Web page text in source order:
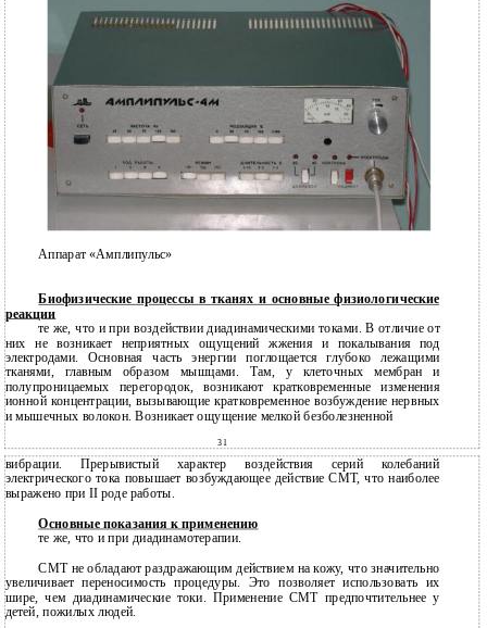
Аппарат «Амплипульс»
Биофизические процессы в тканях и основные физиологические
реакции
те же, что и при воздействии диадинамическими токами. В отличие от
них не возникает неприятных ощущений жжения и покалывания под
электродами. Основная часть энергии поглощается глубоко лежащими
тканями, главным образом мышцами. Там, у клеточных мембран и
полупроницаемых перегородок, возникают кратковременные изменения
ионной концентрации, вызывающие кратковременное возбуждение нервных
и мышечных волокон. Возникает ощущение мелкой безболезненной
31
вибрации. Прерывистый характер воздействия серий колебаний
электрического тока повышает возбуждающее действие СМТ, что наиболее
выражено при II роде работы.
Основные показания к применению
те же, что и при диадинамотерапии.
СМТ не обладают раздражающим действием на кожу, что значительно
увеличивает переносимость процедуры. Это позволяет использовать их
шире, чем диадинамические токи. Применение СМТ предпочтительнее у
детей, пожилых людей.